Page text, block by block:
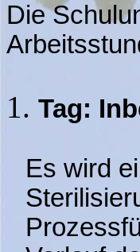
Die
Tag:
Es wird